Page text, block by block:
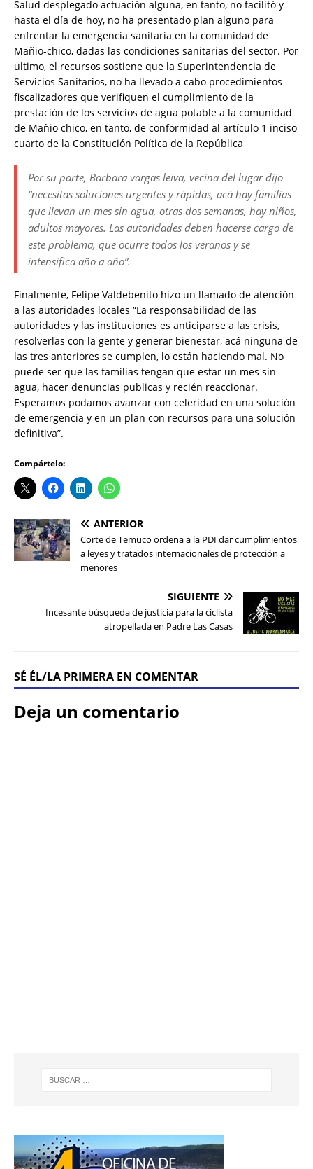
Salud desplegado actuación alguna, en tanto, no facilitó y
hasta el día de hoy, no ha presentado plan alguno para
enfrentar la emergencia sanitaria en la comunidad de
Mañio-chico, dadas las condiciones sanitarias del sector. Por
ultimo, el recursos sostiene que la Superintendencia de
Servicios Sanitarios, no ha llevado a cabo procedimientos
fiscalizadores que verifiquen el cumplimiento de la
prestación de los servicios de agua potable a la comunidad
de Mañio chico, en tanto, de conformidad al artículo 1 inciso
cuarto de la Constitución Política de la República
Por su parte, Barbara vargas leiva, vecina del lugar dijo
“necesitas soluciones urgentes y rápidas, acá hay familias
que llevan un mes sin agua, otras dos semanas, hay niños,
adultos mayores. Las autoridades deben hacerse cargo de
este problema, que ocurre todos los veranos y se
intensifica año a año”.
Finalmente, Felipe Valdebenito hizo un llamado de atención
a las autoridades locales “La responsabilidad de las
autoridades y las instituciones es anticiparse a las crisis,
resolverlas con la gente y generar bienestar, acá ninguna de
las tres anteriores se cumplen, lo están haciendo mal. No
puede ser que las familias tengan que estar un mes sin
agua, hacer denuncias publicas y recién reaccionar.
Esperamos podamos avanzar con celeridad en una solución
de emergencia y en un plan con recursos para una solución
definitiva”.
Compártelo:
ANTERIOR
Corte de Temuco ordena a la PDI dar cumplimientos
a leyes y tratados internacionales de protección a
menores
SIGUIENTE
Incesante búsqueda de justicia para la ciclista
atropellada en Padre Las Casas
SÉ ÉL/LA PRIMERA EN COMENTAR
Deja un comentario